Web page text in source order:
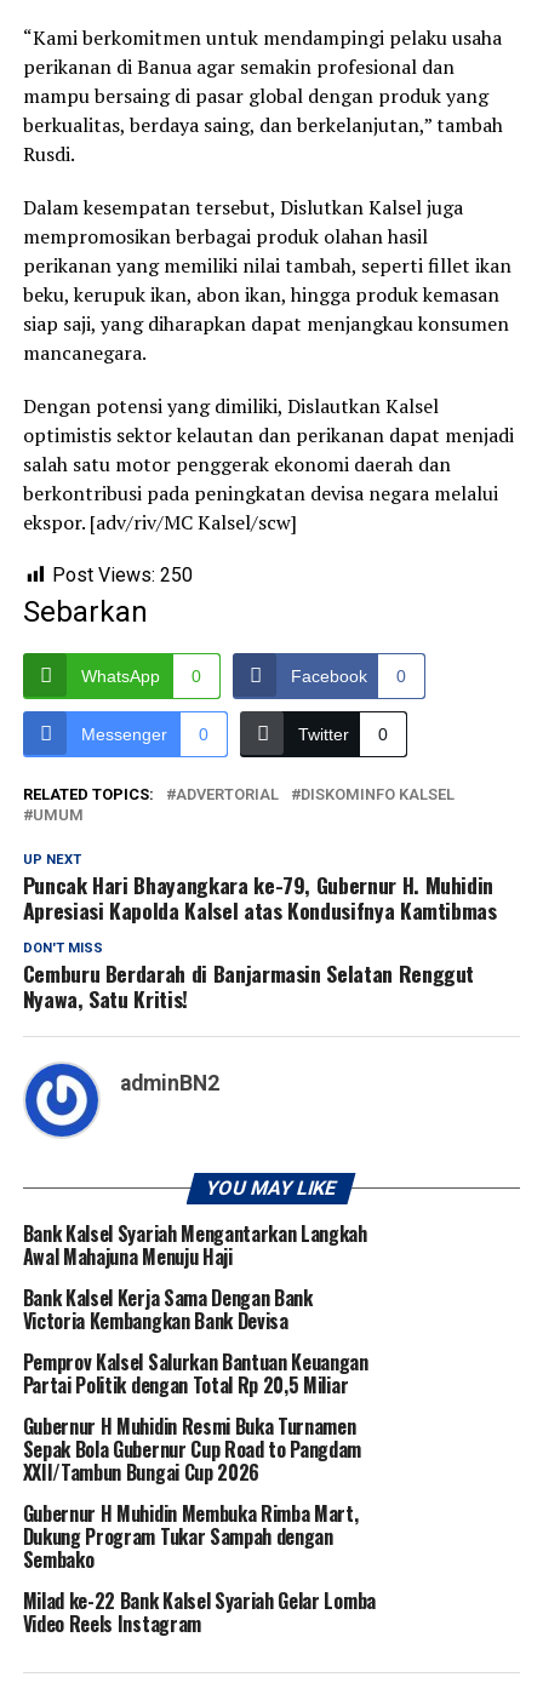
“Kami berkomitmen untuk mendampingi pelaku usaha
perikanan di Banua agar semakin profesional dan
mampu bersaing di pasar global dengan produk yang
berkualitas, berdaya saing, dan berkelanjutan,” tambah
Rusdi.
Dalam kesempatan tersebut, Dislutkan Kalsel juga
mempromosikan berbagai produk olahan hasil
perikanan yang memiliki nilai tambah, seperti fillet ikan
beku, kerupuk ikan, abon ikan, hingga produk kemasan
siap saji, yang diharapkan dapat menjangkau konsumen
mancanegara.
Dengan potensi yang dimiliki, Dislautkan Kalsel
optimistis sektor kelautan dan perikanan dapat menjadi
salah satu motor penggerak ekonomi daerah dan
berkontribusi pada peningkatan devisa negara melalui
ekspor. [adv/riv/MC Kalsel/scw]
Post Views: 250
Sebarkan
WhatsApp 0 Facebook 0
Messenger 0 Twitter 0
RELATED TOPICS: ADVERTORIAL
DISKOMINFO KALSEL
UMUM
UP NEXT
Puncak Hari Bhayangkara ke-79, Gubernur H. Muhidin
Apresiasi Kapolda Kalsel atas Kondusifnya Kamtibmas
DON'T MISS
Cemburu Berdarah di Banjarmasin Selatan Renggut
Nyawa, Satu Kritis!
adminBN2
YOU MAY LIKE
Bank Kalsel Syariah Mengantarkan Langkah
Awal Mahajuna Menuju Haji
Bank Kalsel Kerja Sama Dengan Bank
Victoria Kembangkan Bank Devisa
Pemprov Kalsel Salurkan Bantuan Keuangan
Partai Politik dengan Total Rp 20,5 Miliar
Gubernur H Muhidin Resmi Buka Turnamen
Sepak Bola Gubernur Cup Road to Pangdam
XXII/Tambun Bungai Cup 2026
Gubernur H Muhidin Membuka Rimba Mart,
Dukung Program Tukar Sampah dengan
Sembako
Milad ke-22 Bank Kalsel Syariah Gelar Lomba
Video Reels Instagram